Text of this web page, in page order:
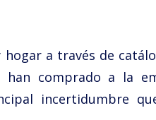
a través de
han comprado a la
incertidumbre